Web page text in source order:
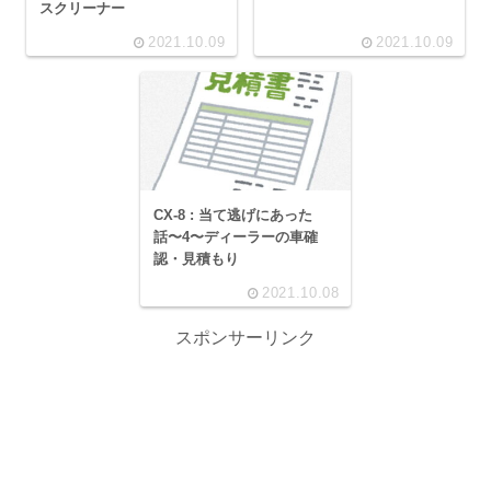
スクリーナー
2021.10.09 2021.10.09
CX-8 : 当て逃げにあった
話〜4〜ディーラーの車確
認・見積もり
2021.10.08
スポンサーリンク